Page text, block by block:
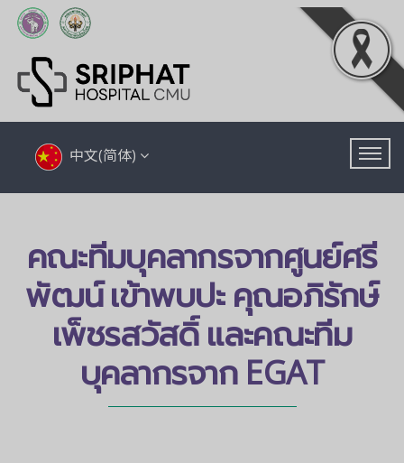
中文(简体)
คณะทีมบุคลากรจากศูนย์ศรี
พัฒน์ เข้าพบปะ คุณอภิรักษ์
เพ็ชรสวัสดิ์ และคณะทีม
บุคลากรจาก EGAT